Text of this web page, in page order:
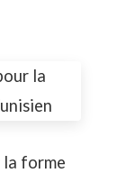
la forme